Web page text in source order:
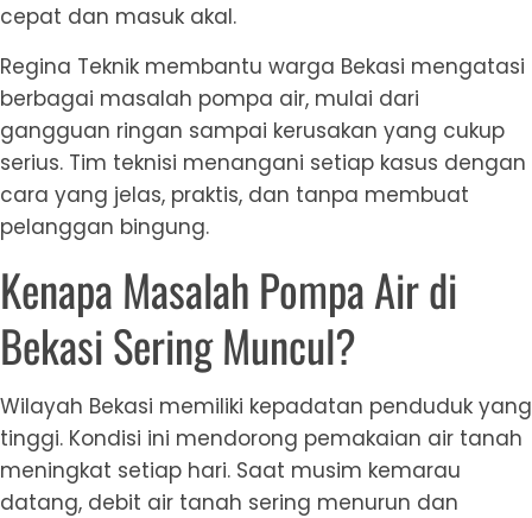
cepat dan masuk akal.
Regina Teknik membantu warga Bekasi mengatasi
berbagai masalah pompa air, mulai dari
gangguan ringan sampai kerusakan yang cukup
serius. Tim teknisi menangani setiap kasus dengan
cara yang jelas, praktis, dan tanpa membuat
pelanggan bingung.
Kenapa Masalah Pompa Air di
Bekasi Sering Muncul?
Wilayah Bekasi memiliki kepadatan penduduk yang
tinggi. Kondisi ini mendorong pemakaian air tanah
meningkat setiap hari. Saat musim kemarau
datang, debit air tanah sering menurun dan